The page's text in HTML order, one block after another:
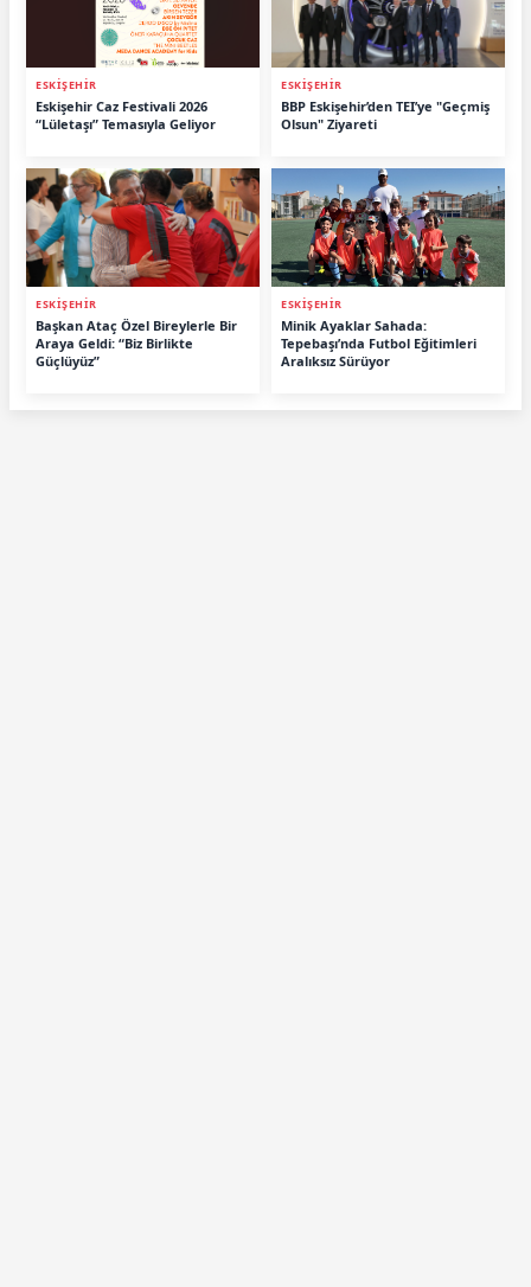
ESKİŞEHİR
Eskişehir Caz Festivali 2026
“Lületaşı” Temasıyla Geliyor
ESKİŞEHİR
BBP Eskişehir’den TEI’ye "Geçmiş
Olsun" Ziyareti
ESKİŞEHİR
Başkan Ataç Özel Bireylerle Bir
Araya Geldi: “Biz Birlikte
Güçlüyüz”
ESKİŞEHİR
Minik Ayaklar Sahada:
Tepebaşı’nda Futbol Eğitimleri
Aralıksız Sürüyor